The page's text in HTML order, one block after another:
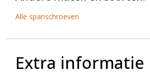
Alle spanschroeven
Extra informatie